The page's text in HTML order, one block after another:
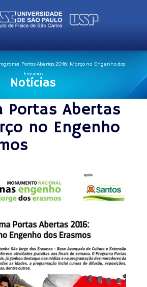
Portas Abertas 2016: Março no Engenho dos
Erasmos
Notícias
Portas Abertas
no Engenho